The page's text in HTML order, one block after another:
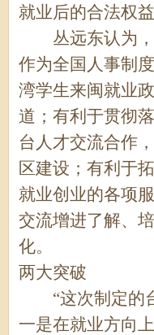
就业后的合法权
丛远东认为，
作为全国人事制
湾学生来闽就业
道；有利于贯彻
台人才交流合作
区建设；有利于
就业创业的各项
交流增进了解、
化。
两大突破
“这次制定的台
一是在就业方向